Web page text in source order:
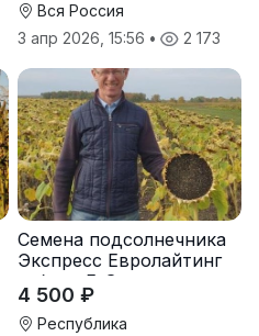
Вся Россия
3 апр 2026, 15:56 • 2 173
Семена подсолнечника
Экспресс Евролайтинг
гибрид F-G+
4 500 ₽
Республика